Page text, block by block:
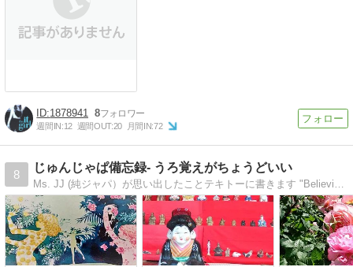
1878941 8
週間IN:12 週間OUT:20 月間IN:72
8
じゅんじゃぱ備忘録- うろ覚えがちょうどいい
Ms. JJ (純ジャパ）が思い出したことテキトーに書きます "Believing is Seeing" 気になったことは自分で調べてね〜